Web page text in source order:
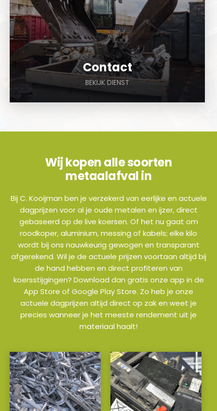
Contact
BEKIJK DIENST
Wij kopen alle soorten
metaalafval in
Bij C. Kooijman ben je verzekerd van eerlijke en actuele
dagprijzen voor al je oude metalen en ijzer, direct
gebaseerd op de live koersen. Of het nu gaat om
roodkoper, aluminium, messing of kabels; elke kilo
wordt bij ons nauwkeurig gewogen en transparant
afgerekend. Wil je de actuele prijzen voortaan altijd bij
de hand hebben en direct profiteren van
koersstijgingen? Download dan gratis onze app in de
App Store of Google Play Store. Zo heb je onze
actuele dagprijzen altijd direct op zak en weet je
precies wanneer je het meeste rendement uit je
materiaal haalt!
a a